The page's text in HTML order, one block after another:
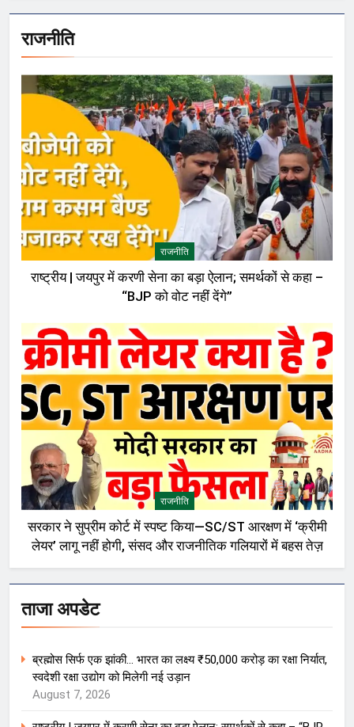
राजनीति
राजनीति
राष्ट्रीय | जयपुर में करणी सेना का बड़ा ऐलान; समर्थकों से कहा –
“BJP को वोट नहीं देंगे”
राजनीति
सरकार ने सुप्रीम कोर्ट में स्पष्ट किया—SC/ST आरक्षण में ‘क्रीमी
लेयर’ लागू नहीं होगी, संसद और राजनीतिक गलियारों में बहस तेज़
ताजा अपडेट
ब्रह्मोस सिर्फ एक झांकी… भारत का लक्ष्य ₹50,000 करोड़ का रक्षा निर्यात,
स्वदेशी रक्षा उद्योग को मिलेगी नई उड़ान
August 7, 2026